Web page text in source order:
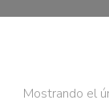
Mostrando el